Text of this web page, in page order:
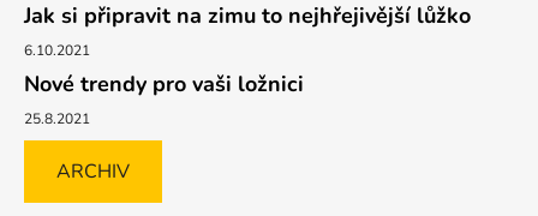
Jak si připravit na zimu to nejhřejivější lůžko
6.10.2021
Nové trendy pro vaši ložnici
25.8.2021
ARCHIV